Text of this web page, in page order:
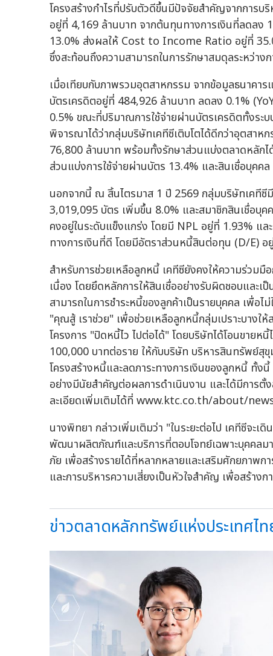
โครงสร้างกำไรที่ปรับตัวดีขึ้นมีปัจจัยสำคัญจากการบ
อยู่ที่ 4,169 ล้านบาท จากต้นทุนทางการเงินที่ลดลง
13.0% ส่งผลให้ Cost to Income Ratio อยู่ที่
ซึ่งสะท้อนถึงความสามารถในการรักษาสมดุลระหว่าง
เมื่อเทียบกับภาพรวมอุตสาหกรรม จากข้อมูลธนาค
บัตรเครดิตอยู่ที่ 484,926 ล้านบาท ลดลง 0.1%
0.5% ขณะที่ปริมาณการใช้จ่ายผ่านบัตรเครดิตทั้งระ
พิจารณาได้ว่ากลุ่มบริษัทเคทีซีเติบโตได้ดีกว่าอุตสา
76,800 ล้านบาท พร้อมทั้งรักษาส่วนแบ่งตลาดหลัก
ส่วนแบ่งการใช้จ่ายผ่านบัตร 13.4% และสินเชื่อบุคค
นอกจากนี้ ณ สิ้นไตรมาส 1 ปี 2569 กลุ่มบริษัทเคที
3,019,095 บัตร เพิ่มขึ้น 8.0% และสมาชิกสินเชื่อ
คงอยู่ในระดับแข็งแกร่ง โดยมี NPL อยู่ที่ 1.93%
ทางการเงินที่ดี โดยมีอัตราส่วนหนี้สินต่อทุน (D/E) อ
สำหรับการช่วยเหลือลูกหนี้ เคทีซียังคงให้ความร่วมมื
เนื่อง โดยยึดหลักการให้สินเชื่ออย่างรับผิดชอบแล
สามารถในการชำระหนี้ของลูกค้าเป็นรายบุคคล เพื่อไ
"คุณสู้ เราช่วย" เพื่อช่วยเหลือลูกหนี้กลุ่มเปราะบางใ
โครงการ "ปิดหนี้ไว ไปต่อได้" โดยบริษัทได้โอนขายห
100,000 บาทต่อราย ให้กับบริษัท บริหารสินทรัพย์
โครงสร้างหนี้และลดภาระทางการเงินของลูกหนี้ ทั้ง
อย่างมีนัยสำคัญต่อผลการดำเนินงาน และได้มีการตั้
ละเอียดเพิ่มเติมได้ที่ www.ktc.co.th/about/
นางพิทยา กล่าวเพิ่มเติมว่า "ในระยะต่อไป เคทีซีจะ
พัฒนาผลิตภัณฑ์และบริการที่ตอบโจทย์เฉพาะบุคคลม
ภัย เพื่อสร้างรายได้ที่หลากหลายและเสริมศักยภาพก
และการบริหารความเสี่ยงเป็นหัวใจสำคัญ เพื่อสร้าง
ข่าวตลาดหลักทรัพย์แห่งประเทศ